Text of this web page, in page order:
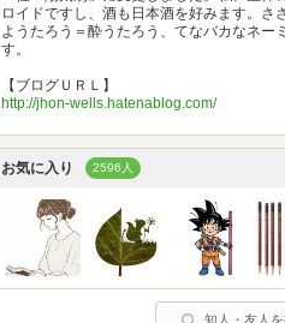
ロイドですし、酒も日本酒を好みます。さ
ようたろう＝酔うたろう、てなバカなネー
す。
【ブログＵＲＬ】
http://jhon-wells.hatenablog.com/
お気に入り 2596人
知人・友人